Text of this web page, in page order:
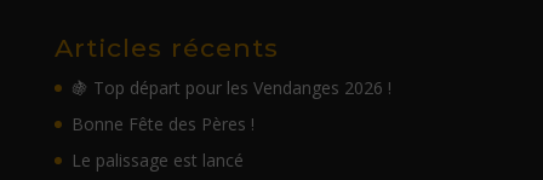
Articles récents
🍇 Top départ pour les Vendanges 2026 !
Bonne Fête des Pères !
Le palissage est lancé